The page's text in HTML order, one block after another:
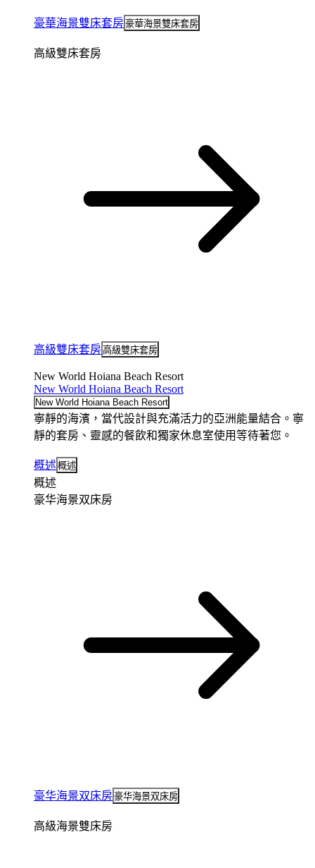
豪華海景雙床套房豪華海景雙床套房
高級雙床套房
高級雙床套房高級雙床套房
New World Hoiana Beach Resort
New World Hoiana Beach Resort
New World Hoiana Beach Resort
寧靜的海濱，當代設計與充滿活力的亞洲能量結合。寧
靜的套房、靈感的餐飲和獨家休息室使用等待著您。
概述概述
概述
豪华海景双床房
豪华海景双床房豪华海景双床房
高級海景雙床房